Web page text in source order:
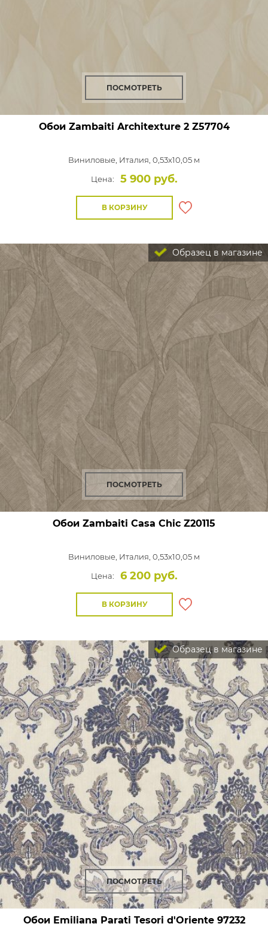
ПОСМОТРЕТЬ
Обои Zambaiti Architexture 2Z57704
Виниловые, Италия, 0,53x10,05 м
Цена:
5 900 руб.
В КОРЗИНУ
Образец в магазине
ПОСМОТРЕТЬ
Обои Zambaiti Casa Chic Z20115
Виниловые, Италия, 0,53x10,05 м
Цена:
6 200 руб.
В КОРЗИНУ
Образец в магазине
ПОСМОТРЕТЬ
Обои Emiliana Parati Tesori d'Oriente97232